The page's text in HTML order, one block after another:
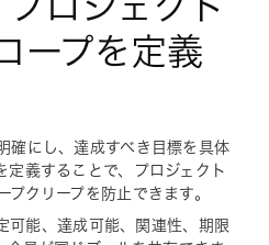
ープを定義
確にし、達成すべき目標を具体
定義することで、プロジェクト
クリープを防止できます。
能、達成可能、関連性、期限